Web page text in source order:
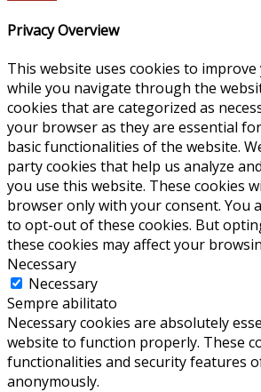
Privacy Overview
This website uses cookies to
while you navigate through the
cookies that are categorized as
your browser as they are essential
basic functionalities of the website.
party cookies that help us analyze
you use this website. These cookies
browser only with your consent. You
to opt-out of these cookies. But
these cookies may affect your
Necessary
Necessary
Sempre abilitato
Necessary cookies are absolutely
website to function properly. These
functionalities and security features
anonymously.